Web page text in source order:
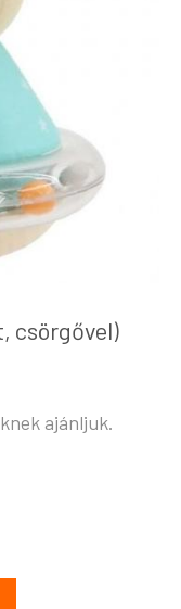
csörgővel)
ajánljuk.